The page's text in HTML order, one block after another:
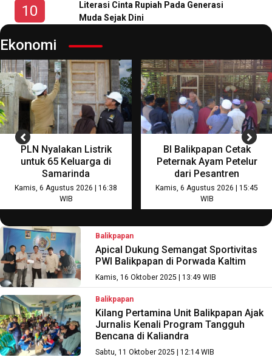
Literasi Cinta Rupiah Pada Generasi
Muda Sejak Dini
Ekonomi
PLN Nyalakan Listrik
untuk 65 Keluarga di
Samarinda
Kamis, 6 Agustus 2026 | 16:38
WIB
BI Balikpapan Cetak
Peternak Ayam Petelur
dari Pesantren
Kamis, 6 Agustus 2026 | 15:45
WIB
Balikpapan
Apical Dukung Semangat Sportivitas
PWI Balikpapan di Porwada Kaltim
Kamis, 16 Oktober 2025 | 13:49 WIB
Balikpapan
Kilang Pertamina Unit Balikpapan Ajak
Jurnalis Kenali Program Tangguh
Bencana di Kaliandra
Sabtu, 11 Oktober 2025 | 12:14 WIB